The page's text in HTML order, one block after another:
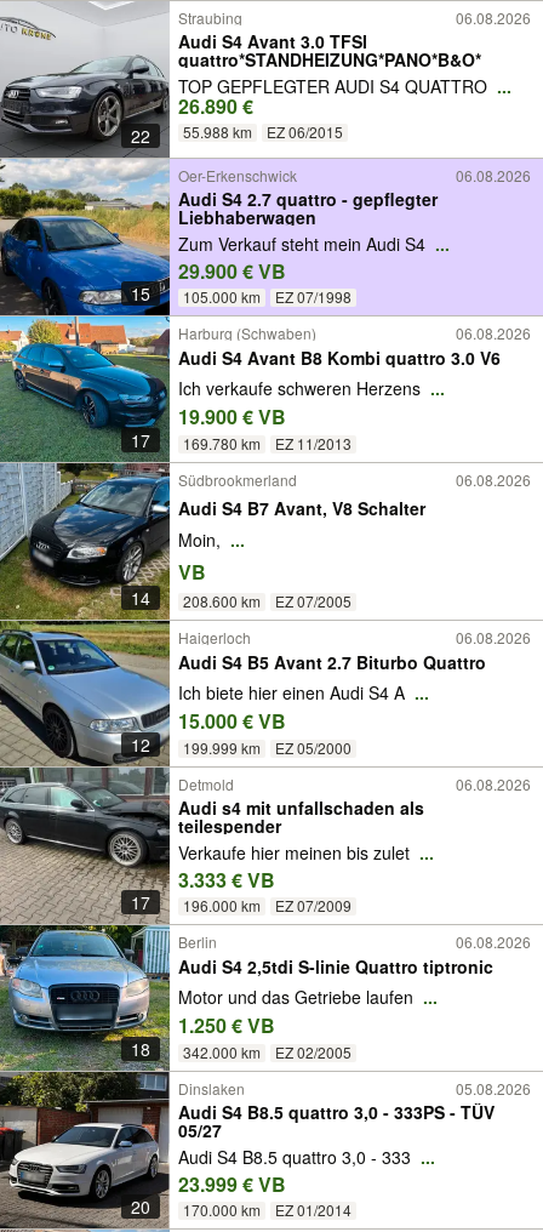
22
Straubing 06.08.2026
Audi S4 Avant 3.0 TFSI
quattro*STANDHEIZUNG*PANO*B&O*
TOP GEPFLEGTER AUDI S4 QUATTRO ...
26.890 €
55.988 km EZ 06/2015
15
Oer-Erkenschwick 06.08.2026
Audi S4 2.7 quattro - gepflegter
Liebhaberwagen
Zum Verkauf steht mein Audi S4 ...
29.900 € VB
105.000 km EZ 07/1998
17
Harburg (Schwaben) 06.08.2026
Audi S4 Avant B8 Kombi quattro 3.0 V6
Ich verkaufe schweren Herzens ...
19.900 € VB
169.780 km EZ 11/2013
14
Südbrookmerland 06.08.2026
Audi S4 B7 Avant, V8 Schalter
Moin, ...
VB
208.600 km EZ 07/2005
12
Haigerloch 06.08.2026
Audi S4 B5 Avant 2.7 Biturbo Quattro
Ich biete hier einen Audi S4 A ...
15.000 € VB
199.999 km EZ 05/2000
17
Detmold 06.08.2026
Audi s4 mit unfallschaden als
teilespender
Verkaufe hier meinen bis zulet ...
3.333 € VB
196.000 km EZ 07/2009
18
Berlin 06.08.2026
Audi S4 2,5tdi S-linie Quattro tiptronic
Motor und das Getriebe laufen ...
1.250 € VB
342.000 km EZ 02/2005
20
Dinslaken 05.08.2026
Audi S4 B8.5 quattro 3,0 - 333PS - TÜV
05/27
Audi S4 B8.5 quattro 3,0 - 333 ...
23.999 € VB
170.000 km EZ 01/2014